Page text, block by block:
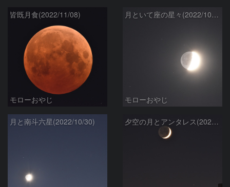
皆既月食(2022/11/08)
モローおやじ
月といて座の星々(2022/10/31)
モローおやじ
月と南斗六星(2022/10/30) 夕空の月とアンタレス(2022/10/28)